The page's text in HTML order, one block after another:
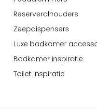
Reserverolhouders
Zeepdispensers
Luxe badkamer
Badkamer inspiratie
Toilet inspiratie